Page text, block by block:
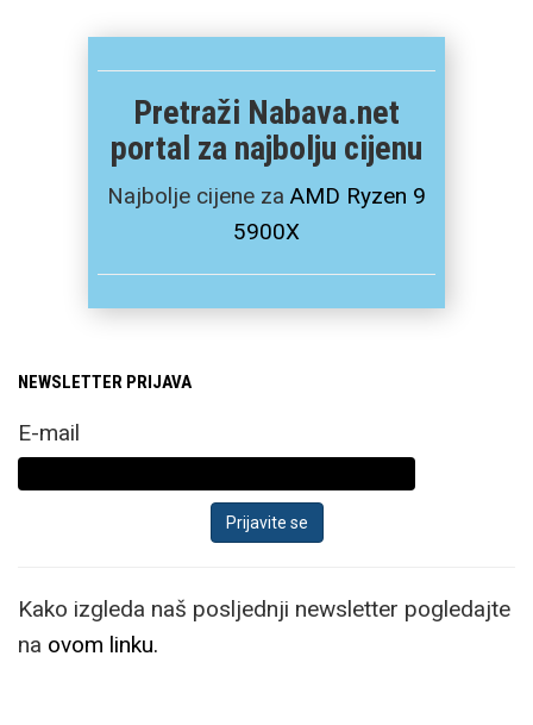
Pretraži Nabava.net
portal za najbolju cijenu
Najbolje cijene za AMD Ryzen 9
5900X
NEWSLETTER PRIJAVA
E-mail
Kako izgleda naš posljednji newsletter pogledajte
na ovom linku.